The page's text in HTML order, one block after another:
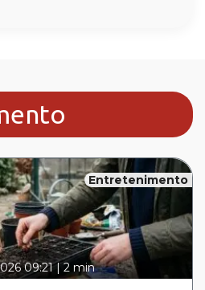
Entretenimento
09:21|2 min